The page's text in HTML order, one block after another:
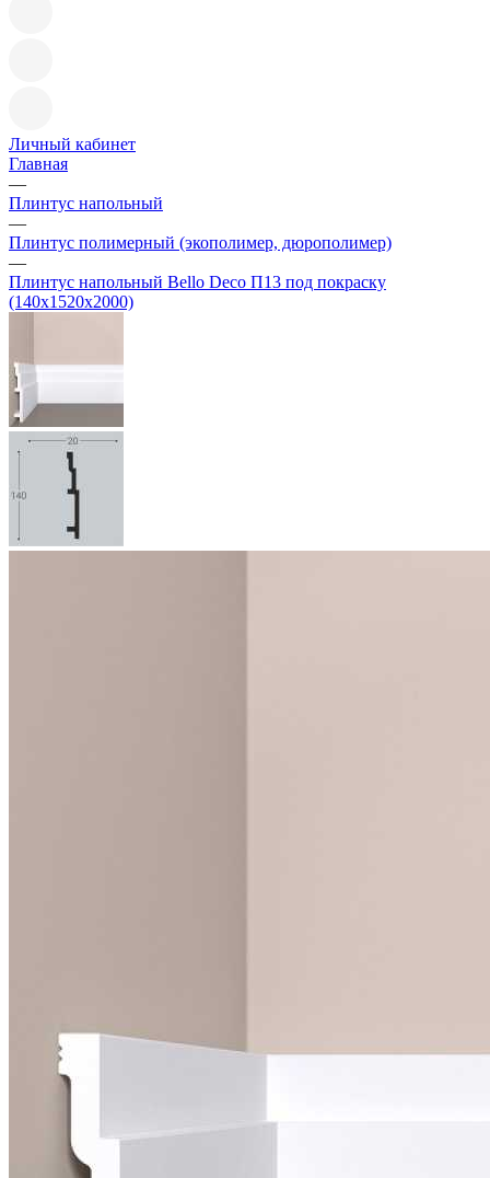
Личный кабинет
Главная
—
Плинтус напольный
—
Плинтус полимерный (экополимер, дюрополимер)
—
Плинтус напольный Bello Deco П13 под покраску
(140х1520х2000)